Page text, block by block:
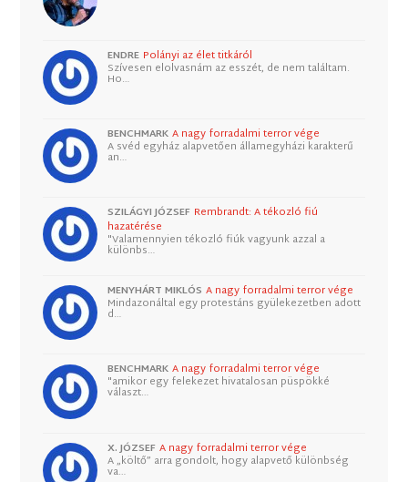
ENDRE Polányi az élet titkáról
Szívesen elolvasnám az esszét, de nem találtam.
Ho…
BENCHMARK A nagy forradalmi terror vége
A svéd egyház alapvetően államegyházi karakterű
an…
SZILÁGYI JÓZSEF Rembrandt: A tékozló fiú
hazatérése
"Valamennyien tékozló fiúk vagyunk azzal a
különbs…
MENYHÁRT MIKLÓS A nagy forradalmi terror vége
Mindazonáltal egy protestáns gyülekezetben adott
d…
BENCHMARK A nagy forradalmi terror vége
"amikor egy felekezet hivatalosan püspökké
választ…
X. JÓZSEF A nagy forradalmi terror vége
A „költő” arra gondolt, hogy alapvető különbség
va…